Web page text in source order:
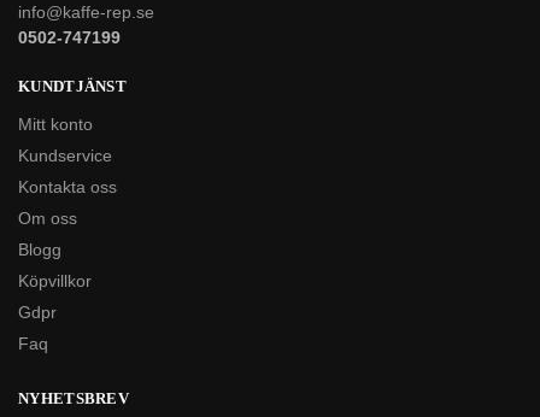
info@kaffe-rep.se
0502-747199
KUNDTJÄNST
Mitt konto
Kundservice
Kontakta oss
Om oss
Blogg
Köpvillkor
Gdpr
Faq
NYHETSBREV